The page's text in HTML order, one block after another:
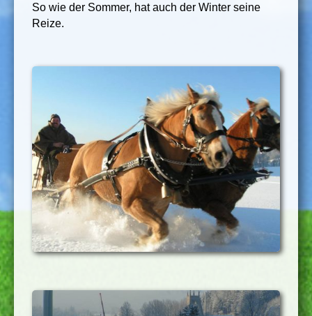
So wie der Sommer, hat auch der Winter seine
Reize.